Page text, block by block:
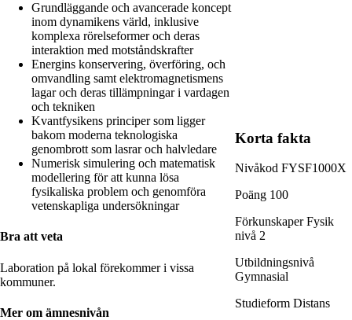
Grundläggande och avancerade koncept
inom dynamikens värld, inklusive
komplexa rörelseformer och deras
interaktion med motståndskrafter
Energins konservering, överföring, och
omvandling samt elektromagnetismens
lagar och deras tillämpningar i vardagen
och tekniken
Kvantfysikens principer som ligger
bakom moderna teknologiska
genombrott som lasrar och halvledare
Numerisk simulering och matematisk
modellering för att kunna lösa
fysikaliska problem och genomföra
vetenskapliga undersökningar
Bra att veta
Laboration på lokal förekommer i vissa
kommuner.
Mer om ämnesnivån
Korta fakta
Nivåkod FYSF1000X
Poäng 100
Förkunskaper Fysik
nivå 2
Utbildningsnivå
Gymnasial
Studieform Distans